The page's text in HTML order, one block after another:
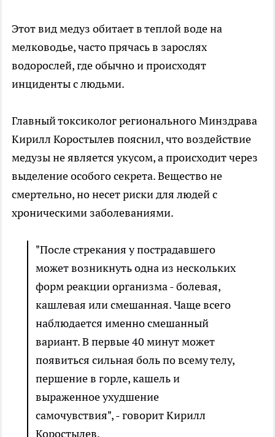
Этот вид медуз обитает в теплой воде на
мелководье, часто прячась в зарослях
водорослей, где обычно и происходят
инциденты с людьми.
Главный токсиколог регионального Минздрава
Кирилл Коростылев пояснил, что воздействие
медузы не является укусом, а происходит через
выделение особого секрета. Вещество не
смертельно, но несет риски для людей с
хроническими заболеваниями.
"После стрекания у пострадавшего
может возникнуть одна из нескольких
форм реакции организма - болевая,
кашлевая или смешанная. Чаще всего
наблюдается именно смешанный
вариант. В первые 40 минут может
появиться сильная боль по всему телу,
першение в горле, кашель и
выраженное ухудшение
самочувствия", - говорит Кирилл
Коростылев.